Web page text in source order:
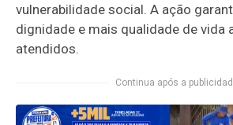
vulnerabilidade social. A ação
dignidade e mais qualidade de vida
atendidos.
Continua após a